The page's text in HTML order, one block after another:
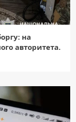
на
авторитета.